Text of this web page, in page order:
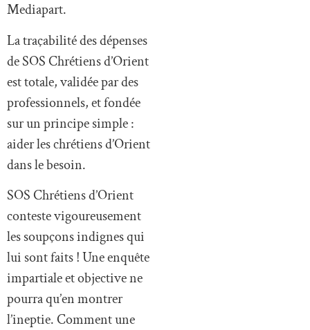
Mediapart.
La traçabilité des dépenses
de SOS Chrétiens d’Orient
est totale, validée par des
professionnels, et fondée
sur un principe simple :
aider les chrétiens d’Orient
dans le besoin.
SOS Chrétiens d’Orient
conteste vigoureusement
les soupçons indignes qui
lui sont faits ! Une enquête
impartiale et objective ne
pourra qu’en montrer
l’ineptie. Comment une